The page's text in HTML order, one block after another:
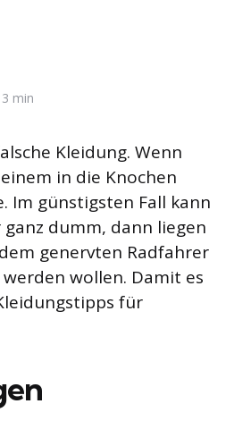
3 min
Kleidung. Wenn
in die Knochen
Im günstigsten Fall kann
dumm, dann liegen
genervten Radfahrer
wollen. Damit es
für